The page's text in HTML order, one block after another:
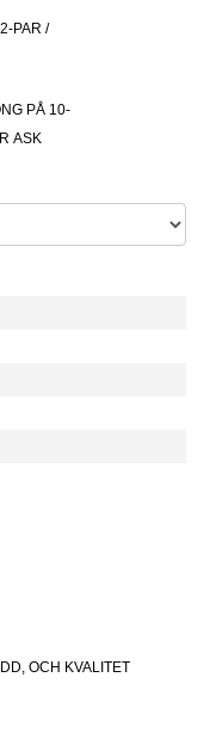
PAR /
PÅ 10-
ASK
OCH KVALITET